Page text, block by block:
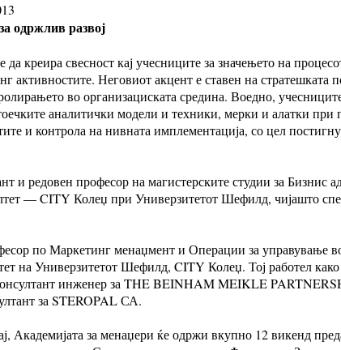
одржлив развој
да креира свесност кај учесниците за значењето на
активностите. Неговиот акцент е ставен на стратешката
во организациската средина. Воедно,
аналитички модели и техники, мерки и алатки при
и контрола на нивната имплементација, со цел
и редовен професор на магистерските студии за Бизнис
— CITY Колеџ при Универзитетот Шефилд, чијашто
по Маркетинг менаџмент и Операции за управување
на Универзитетот Шефилд, CITY Колеџ. Тој работел како
инженер за THE BEINHAM MEIKLE
за STEROPAL СА.
Академијата за менаџери ќе одржи вкупно 12 викенд